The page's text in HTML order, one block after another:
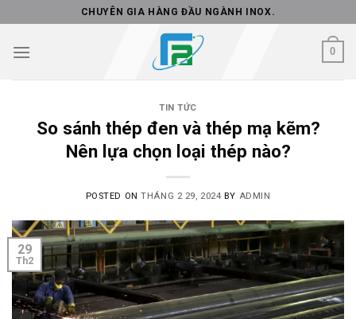
to
content
CHUYÊN GIA HÀNG ĐẦU NGÀNH INOX.
0
TIN TỨC
So sánh thép đen và thép mạ kẽm?
Nên lựa chọn loại thép nào?
POSTED ONTHÁNG 2 29, 2024 BY ADMIN
29
Th2